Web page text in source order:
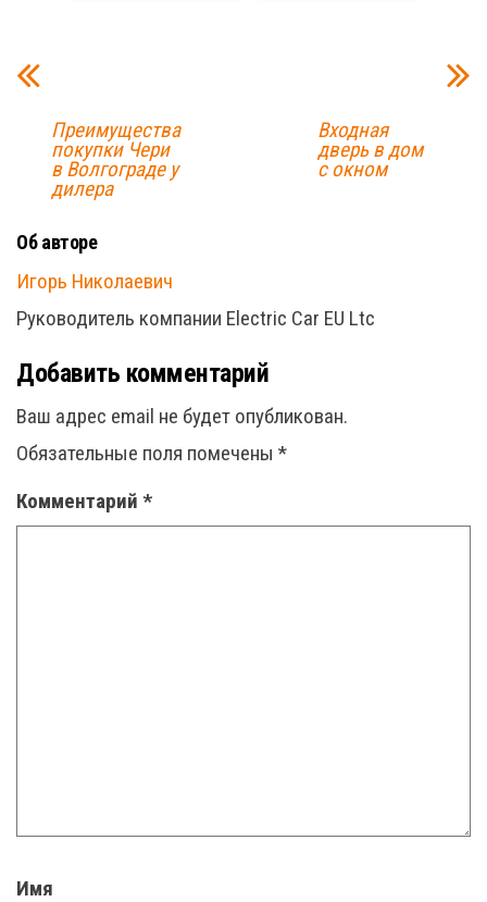
Преимущества
покупки Чери
в Волгограде у
дилера
Входная
дверь в дом
с окном
Об авторе
Игорь Николаевич
Руководитель компании Electric Car EU Ltc
Добавить комментарий
Ваш адрес email не будет опубликован.
Обязательные поля помечены *
Комментарий *
Имя